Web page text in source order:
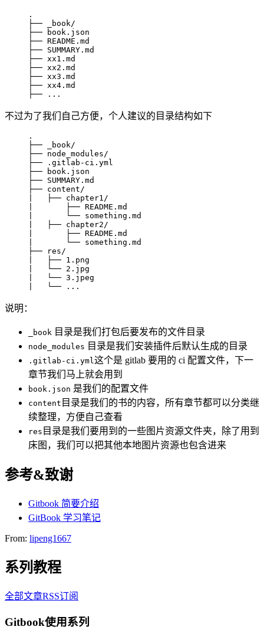
.
├── _book/
├── book.json
├── README.md
├── SUMMARY.md
├── xx1.md
├── xx2.md
├── xx3.md
├── xx4.md
├── ...
不过为了我们自己方便，个人建议的目录结构如下
.
├── _book/
├── node_modules/
├── .gitlab-ci.yml
├── book.json
├── SUMMARY.md
├── content/
|   ├── chapter1/
|       ├── README.md
|       └── something.md
|   ├── chapter2/
|       ├── README.md
|       └── something.md
├── res/
|   ├── 1.png
|   └── 2.jpg
|   └── 3.jpeg
|   └── ...
说明：
_book 目录是我们打包后要发布的文件目录
node_modules 目录是我们安装插件后默认生成的目录
.gitlab-ci.yml 这个是 gitlab 要用的 ci 配置文件，下一
章节我们马上就会用到
book.json 是我们的配置文件
content 目录是我们的书的内容，所有章节都可以分类继
续整理，方便自己查看
res 目录是我们要用到的一些图片资源文件夹，除了用到
床图，我们可以把其他本地图片资源也包含进来
参考&致谢
Gitbook 简要介绍
GitBook 学习笔记
From: lipeng1667
系列教程
全部文章RSS订阅
Gitbook使用系列